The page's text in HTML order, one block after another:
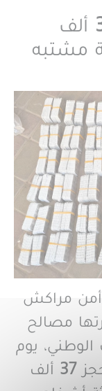
مراكش: حجز أزيد من 37 ألف
مشتبه
أمن مراكش
مصالح
الوطني، يوم
الاثنين 14 يوليوز الجاري، من حجز 37 ألف